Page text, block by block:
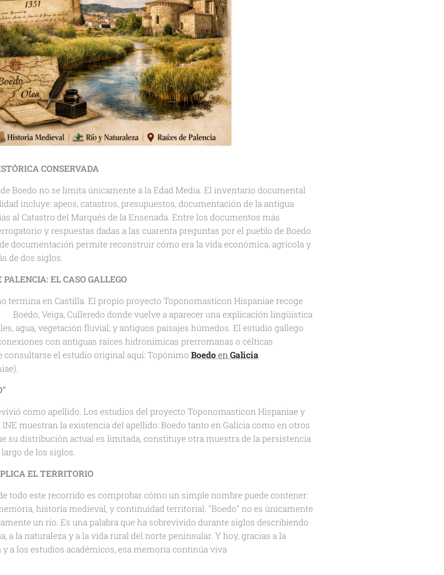
CONSERVADA
Boedo no se limita únicamente a la Edad Media. El inventario documental
incluye: apeos, catastros, presupuestos, documentación de la antigua
al Catastro del Marqués de la Ensenada. Entre los documentos más
y respuestas dadas a las cuarenta preguntas por el pueblo de Boedo
de documentación permite reconstruir cómo era la vida económica, agrícola y
de dos siglos.
EL CASO GALLEGO
termina en Castilla. El propio proyecto Toponomasticon Hispaniae recoge
Boedo, Veiga, Culleredo donde vuelve a aparecer una explicación lingüística
agua, vegetación fluvial, y antiguos paisajes húmedos. El estudio gallego
con antiguas raíces hidronímicas prerromanas o célticas
consultarse el estudio original aquí: Topónimo Boedo enGalicia
como apellido. Los estudios del proyecto Toponomasticon Hispaniae y
muestran la existencia del apellido: Boedo tanto en Galicia como en otros
su distribución actual es limitada, constituye otra muestra de la persistencia
de los siglos.
EL TERRITORIO
todo este recorrido es comprobar cómo un simple nombre puede contener:
historia medieval, y continuidad territorial. "Boedo" no es únicamente
un río. Es una palabra que ha sobrevivido durante siglos describiendo
a la naturaleza y a la vida rural del norte peninsular. Y hoy, gracias a la
a los estudios académicos, esa memoria continúa viva